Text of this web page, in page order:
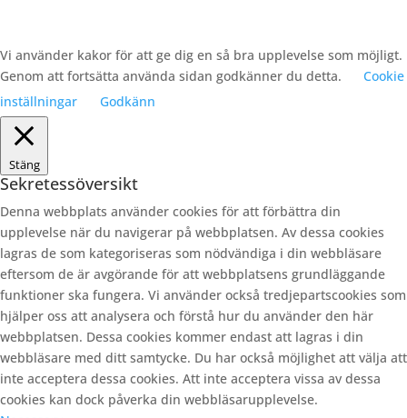
Vi använder kakor för att ge dig en så bra upplevelse som möjligt.
Genom att fortsätta använda sidan godkänner du detta.
Cookie
inställningar
Godkänn
Stäng
Sekretessöversikt
Denna webbplats använder cookies för att förbättra din
upplevelse när du navigerar på webbplatsen. Av dessa cookies
lagras de som kategoriseras som nödvändiga i din webbläsare
eftersom de är avgörande för att webbplatsens grundläggande
funktioner ska fungera. Vi använder också tredjepartscookies som
hjälper oss att analysera och förstå hur du använder den här
webbplatsen. Dessa cookies kommer endast att lagras i din
webbläsare med ditt samtycke. Du har också möjlighet att välja att
inte acceptera dessa cookies. Att inte acceptera vissa av dessa
cookies kan dock påverka din webbläsarupplevelse.